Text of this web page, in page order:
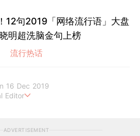
12句2019「网络流行语」大盘
明超洗脑金句上榜
流行热话
16 Dec 2019
Editor
ADVERTISEMENT